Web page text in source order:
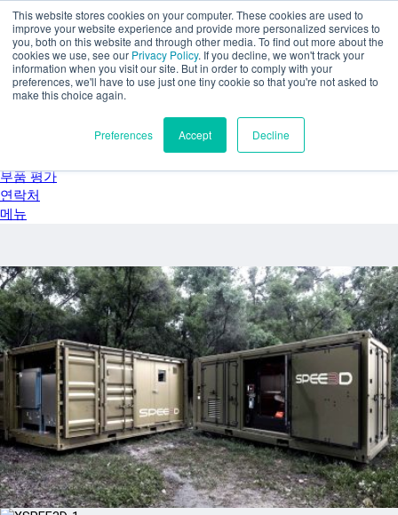
This website stores cookies on your computer. These cookies are used to
improve your website experience and provide more personalized services to
you, both on this website and through other media. To find out more about the
cookies we use, see our Privacy Policy. If you decline, we won't track your
information when you visit our site. But in order to comply with your
preferences, we'll have to use just one tiny cookie so that you're not asked to
make this choice again.
Preferences Accept Decline
주요 콘텐츠로 건너뛰기
SPEE3D
한국어
English
Español
Deutsch
부품 평가
연락처
메뉴